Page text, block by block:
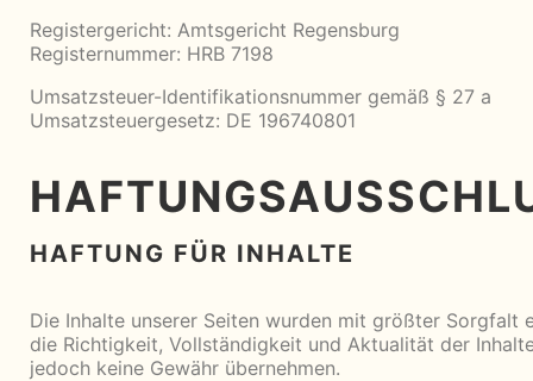
Registergericht: Amtsgericht Regensburg
Registernummer: HRB 7198
Umsatzsteuer-Identifikationsnummer gemäß § 27 a
Umsatzsteuergesetz: DE 196740801
HAFTUNG FÜR INHALTE
Die Inhalte unserer Seiten wurden mit größter Sorgfalt
die Richtigkeit, Vollständigkeit und Aktualität der
jedoch keine Gewähr übernehmen.